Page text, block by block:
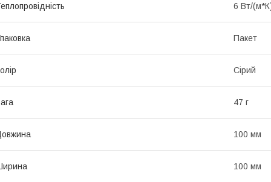
6 Вт/
Пакет
Сірий
47 г
100 мм
100 мм